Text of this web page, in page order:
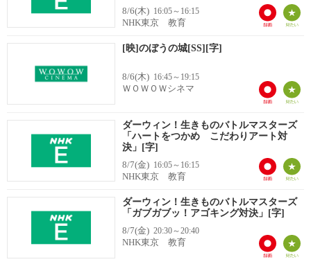
8/6(木) 16:05～16:15
NHK東京 教育
[映]のぼうの城[SS][字]
8/6(木) 16:45～19:15
ＷＯＷＯＷシネマ
ダーウィン！生きものバトルマスターズ
「ハートをつかめ こだわりアート対
決」[字]
8/7(金) 16:05～16:15
NHK東京 教育
ダーウィン！生きものバトルマスターズ
「ガブガブッ！アゴキング対決」[字]
8/7(金) 20:30～20:40
NHK東京 教育